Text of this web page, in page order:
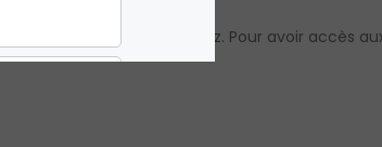
quantité que vous ajoutez. Pour avoir accès